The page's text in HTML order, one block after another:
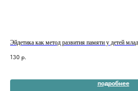
Эйдетика как метод развития памяти у детей
130 р.
подробнее